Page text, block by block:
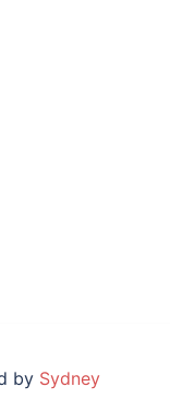
by Sydney